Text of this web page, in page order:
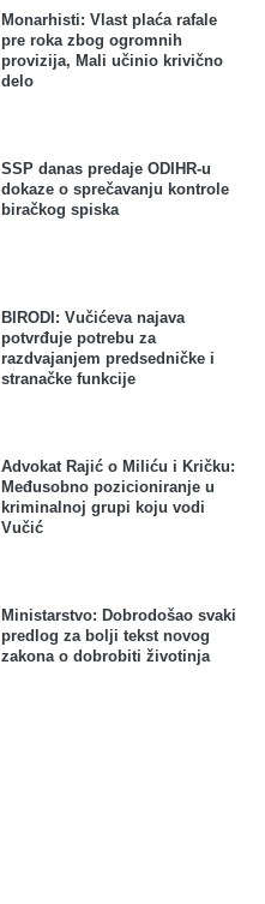
Monarhisti: Vlast plaća rafale
pre roka zbog ogromnih
provizija, Mali učinio krivično
delo
SSP danas predaje ODIHR-u
dokaze o sprečavanju kontrole
biračkog spiska
BIRODI: Vučićeva najava
potvrđuje potrebu za
razdvajanjem predsedničke i
stranačke funkcije
Advokat Rajić o Miliću i Kričku:
Međusobno pozicioniranje u
kriminalnoj grupi koju vodi
Vučić
Ministarstvo: Dobrodošao svaki
predlog za bolji tekst novog
zakona o dobrobiti životinja